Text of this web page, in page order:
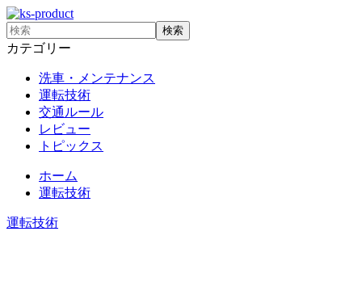
カテゴリー
洗車・メンテナンス
運転技術
交通ルール
レビュー
トピックス
ホーム
運転技術
運転技術